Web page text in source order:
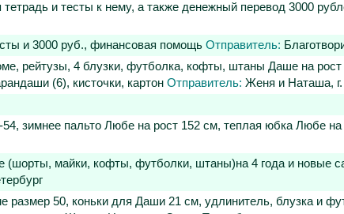
и тесты к нему, а также денежный перевод 3000
и 3000 руб., финансовая помощь Отправитель:
рейтузы, 4 блузки, футболка, кофты, штаны Даше на
(6), кисточки, картон Отправитель: Женя и Наташа,
зимнее пальто Любе на рост 152 см, теплая юбка Любе
(шорты, майки, кофты, футболки, штаны)на 4 года и новые
размер 50, коньки для Даши 21 см, удлинитель, блузка и